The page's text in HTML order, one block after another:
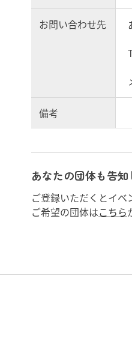
お問い合わせ先
備考
あなたの団体も告
ご登録いただくとイベ
ご希望の団体はこちら